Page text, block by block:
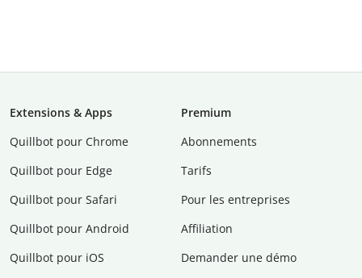
Extensions & Apps
Quillbot pour Chrome
Quillbot pour Edge
Quillbot pour Safari
Quillbot pour Android
Quillbot pour iOS
Premium
Abonnements
Tarifs
Pour les entreprises
Affiliation
Demander une démo